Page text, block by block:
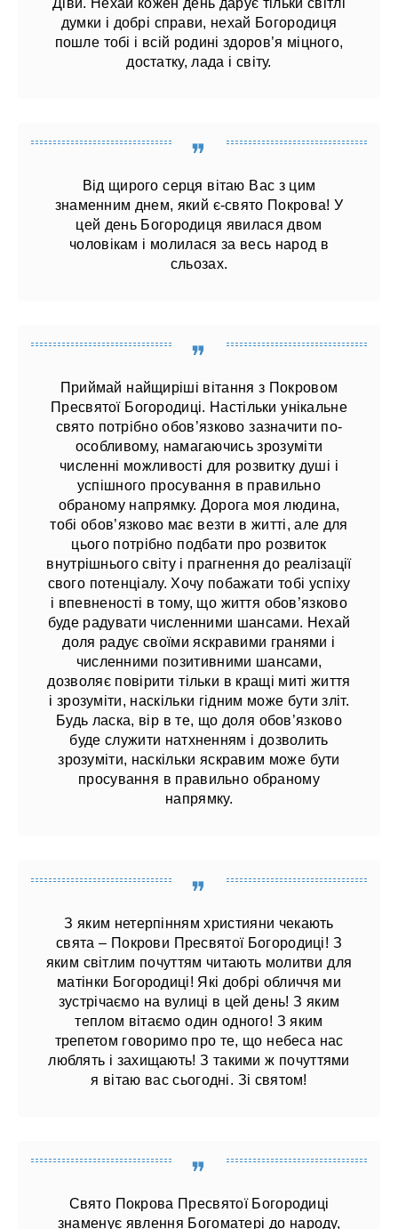
Діви. Нехай кожен день дарує тільки світлі
думки і добрі справи, нехай Богородиця
пошле тобі і всій родині здоров’я міцного,
достатку, лада і світу.
Від щирого серця вітаю Вас з цим
знаменним днем, який є-свято Покрова! У
цей день Богородиця явилася двом
чоловікам і молилася за весь народ в
сльозах.
Приймай найщиріші вітання з Покровом
Пресвятої Богородиці. Настільки унікальне
свято потрібно обов’язково зазначити по-
особливому, намагаючись зрозуміти
численні можливості для розвитку душі і
успішного просування в правильно
обраному напрямку. Дорога моя людина,
тобі обов’язково має везти в житті, але для
цього потрібно подбати про розвиток
внутрішнього світу і прагнення до реалізації
свого потенціалу. Хочу побажати тобі успіху
і впевненості в тому, що життя обов’язково
буде радувати численними шансами. Нехай
доля радує своїми яскравими гранями і
численними позитивними шансами,
дозволяє повірити тільки в кращі миті життя
і зрозуміти, наскільки гідним може бути зліт.
Будь ласка, вір в те, що доля обов’язково
буде служити натхненням і дозволить
зрозуміти, наскільки яскравим може бути
просування в правильно обраному
напрямку.
З яким нетерпінням християни чекають
свята – Покрови Пресвятої Богородиці! З
яким світлим почуттям читають молитви для
матінки Богородиці! Які добрі обличчя ми
зустрічаємо на вулиці в цей день! З яким
теплом вітаємо один одного! З яким
трепетом говоримо про те, що небеса нас
люблять і захищають! З такими ж почуттями
я вітаю вас сьогодні. Зі святом!
Свято Покрова Пресвятої Богородиці
знаменує явлення Богоматері до народу,